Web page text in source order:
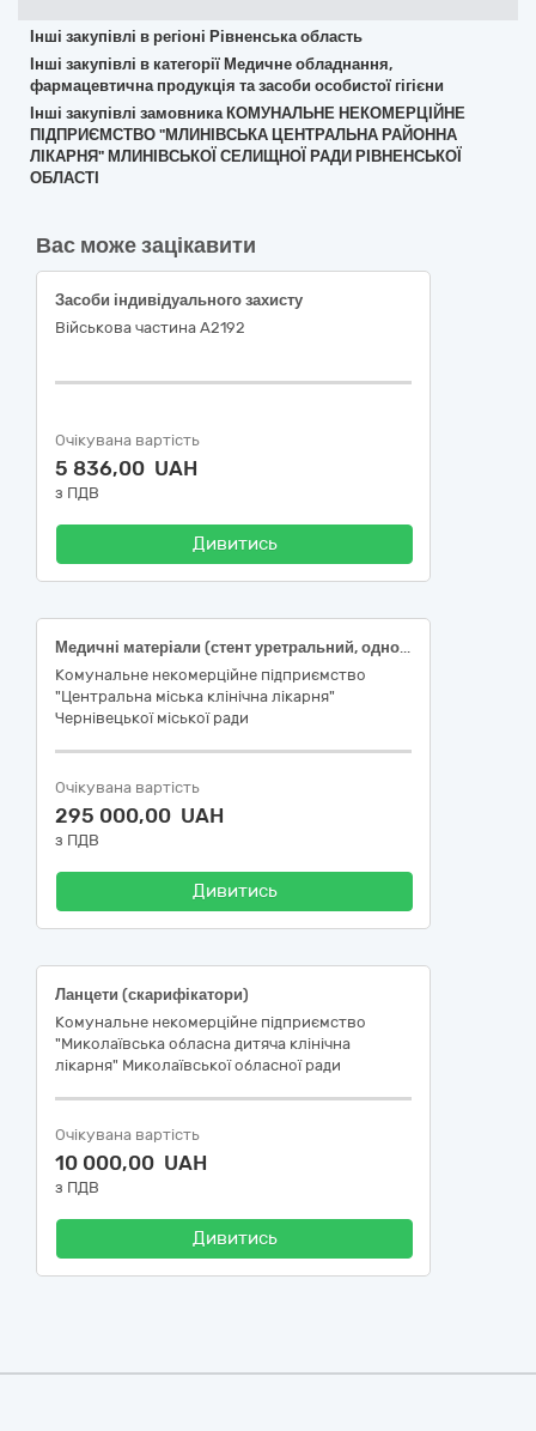
Інші закупівлі в регіоні Рівненська область
Інші закупівлі в категорії Медичне обладнання,
фармацевтична продукція та засоби особистої гігієни
Інші закупівлі замовника КОМУНАЛЬНЕ НЕКОМЕРЦІЙНЕ
ПІДПРИЄМСТВО "МЛИНІВСЬКА ЦЕНТРАЛЬНА РАЙОННА
ЛІКАРНЯ" МЛИНІВСЬКОЇ СЕЛИЩНОЇ РАДИ РІВНЕНСЬКОЇ
ОБЛАСТІ
Вас може зацікавити
Засоби індивідуального захисту
Військова частина А2192
Очікувана вартість
5 836,00 UAH
з ПДВ
Дивитись
Медичні матеріали (стент уретральний, одноразовий контейнер для екстракції)
Комунальне некомерційне підприємство
"Центральна міська клінічна лікарня"
Чернівецької міської ради
Очікувана вартість
295 000,00 UAH
з ПДВ
Дивитись
Ланцети (скарифікатори)
Комунальне некомерційне підприємство
"Миколаївська обласна дитяча клінічна
лікарня" Миколаївської обласної ради
Очікувана вартість
10 000,00 UAH
з ПДВ
Дивитись